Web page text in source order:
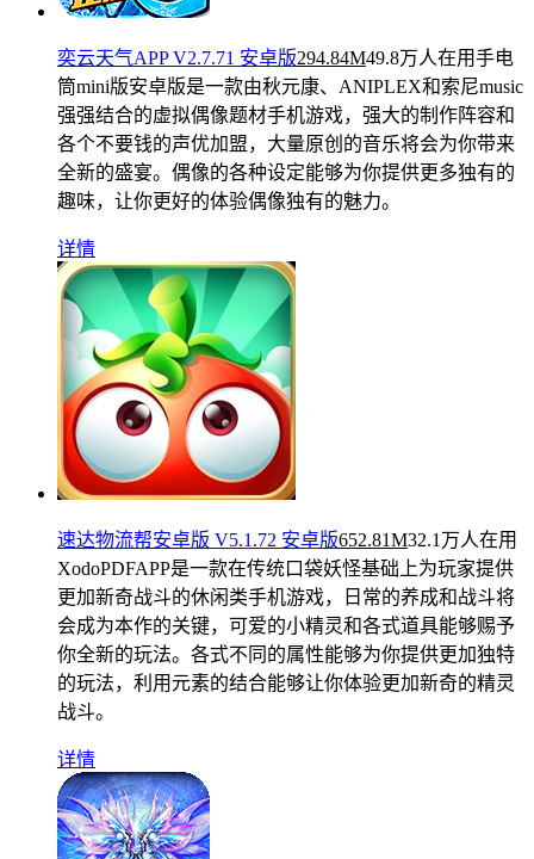
奕云天气APP V2.7.71 安卓版294.84M49.8万人在用手电
筒mini版安卓版是一款由秋元康、ANIPLEX和索尼music
强强结合的虚拟偶像题材手机游戏，强大的制作阵容和
各个不要钱的声优加盟，大量原创的音乐将会为你带来
全新的盛宴。偶像的各种设定能够为你提供更多独有的
趣味，让你更好的体验偶像独有的魅力。
详情
速达物流帮安卓版 V5.1.72 安卓版652.81M32.1万人在用
XodoPDFAPP是一款在传统口袋妖怪基础上为玩家提供
更加新奇战斗的休闲类手机游戏，日常的养成和战斗将
会成为本作的关键，可爱的小精灵和各式道具能够赐予
你全新的玩法。各式不同的属性能够为你提供更加独特
的玩法，利用元素的结合能够让你体验更加新奇的精灵
战斗。
详情